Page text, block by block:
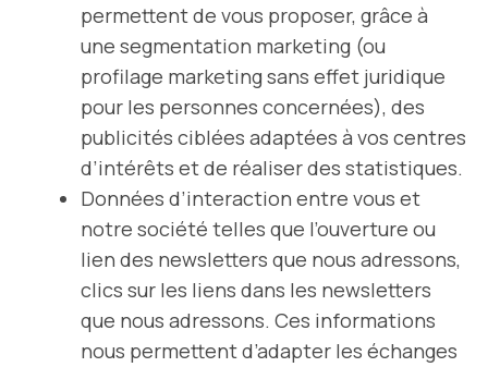
permettent de vous proposer, grâce à
une segmentation marketing (ou
profilage marketing sans effet juridique
pour les personnes concernées), des
publicités ciblées adaptées à vos centres
d’intérêts et de réaliser des statistiques.
Données d’interaction entre vous et
notre société telles que l’ouverture ou
lien des newsletters que nous adressons,
clics sur les liens dans les newsletters
que nous adressons. Ces informations
nous permettent d’adapter les échanges